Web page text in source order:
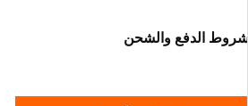
شروط الدفع والشحن